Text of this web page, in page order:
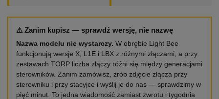
⚠ Zanim kupisz — sprawdź wersję, nie nazwę
Nazwa modelu nie wystarczy. W obrębie Light Bee
funkcjonują wersje X, L1E i LBX z różnymi złączami, a przy
zestawach TORP liczba złączy różni się między generacjami
sterowników. Zanim zamówisz, zrób zdjęcie złącza przy
sterowniku i przy stacyjce i wyślij je do nas — sprawdzimy w
pięć minut. To jedna wiadomość zamiast zwrotu i tygodnia